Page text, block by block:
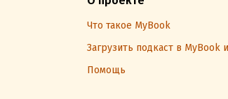
Что такое MyBook
Загрузить подкаст в MyBook
Помощь